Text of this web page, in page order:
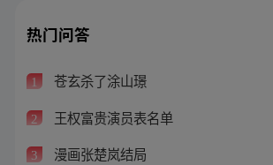
热门问答
1 苍玄杀了涂山璟
2 王权富贵演员表名单
3 漫画张楚岚结局